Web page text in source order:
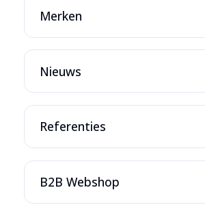
Merken
Nieuws
Referenties
B2B Webshop